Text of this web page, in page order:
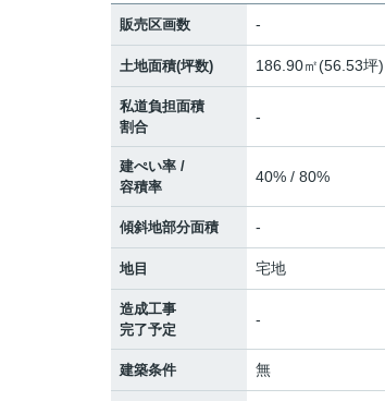
販売区画数 -
土地面積(坪数) 186.90㎡(56.53坪)
私道負担面積
割合
-
建ぺい率 /
容積率
40% / 80%
傾斜地部分面積 -
地目 宅地
造成工事
完了予定
-
建築条件 無